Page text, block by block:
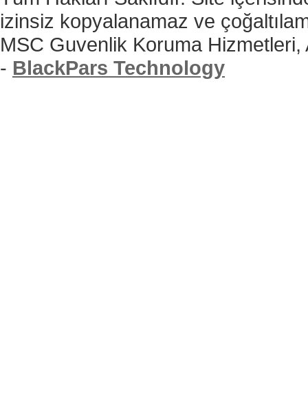
izinsiz kopyalanamaz ve
MSC Guvenlik Koruma
- BlackPars Technology